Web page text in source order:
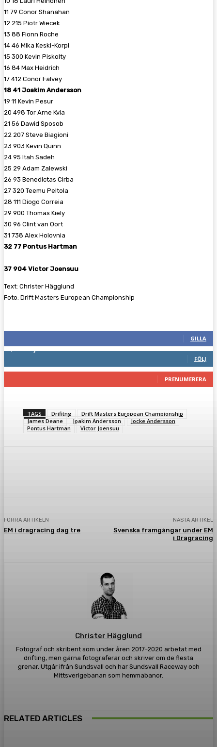
11 79 Conor Shanahan
12 215 Piotr Wiecek
13 88 Fionn Roche
14 46 Mika Keski-Korpi
15 300 Kevin Piskolty
16 84 Max Heidrich
17 412 Conor Falvey
18 41 Joakim Andersson
19 11 Kevin Pesur
20 498 Tor Arne Kvia
21 56 Dawid Sposob
22 207 Steve Biagioni
23 903 Kevin Quinn
24 95 Itah Sadeh
25 29 Adam Zalewski
26 93 Benedictas Cirba
27 320 Teemu Peltola
28 111 Diogo Correia
29 900 Thomas Kiely
30 96 Clint van Oort
31 738 Alex Holovnia
32 77 Pontus Hartman
37 904 Victor Joensuu
Text: Christer Hägglund
Foto: Drift Masters European Championship
GILLA
FÖLJ
PRENUMERERA
TAGS Drifitng
Drift Masters European Championship
James Deane
Joakim Andersson
Jocke Andersson
Pontus Hartman
Victor Joensuu
FÖRRA ARTIKELN
EM i dragracing dag tre
NÄSTA ARTIKEL
Svenska framgångar under EM
i Dragracing
Christer Hägglund
Fotograf och skribent som under åren 2017-2020 arbetat med
drifting, men gärna fotograferar och skriver om de flesta
grenar. Utgår ifrån Sundsvall och har Sundsvall Raceway och
Mittsverigebanan som hemmabanor.
RELATED ARTICLES